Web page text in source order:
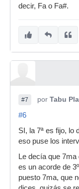
decir, Fa o Fa#.
#7 por Tabu
#6
SI, la 7ª es fijo, lo
eso puse los
Le decía que
es un acorde de
puesto 7ma, que